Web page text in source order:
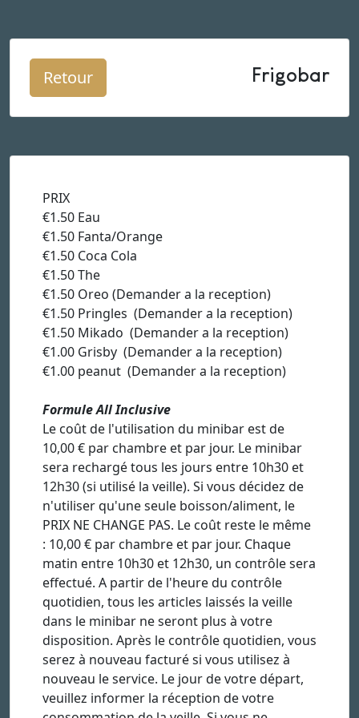
Retour Frigobar
PRIX
€1.50 Eau
€1.50 Fanta/Orange
€1.50 Coca Cola
€1.50 The
€1.50 Oreo (Demander a la reception)
€1.50 Pringles (Demander a la reception)
€1.50 Mikado (Demander a la reception)
€1.00 Grisby (Demander a la reception)
€1.00 peanut (Demander a la reception)
Formule All Inclusive
Le coût de l'utilisation du minibar est de
10,00 € par chambre et par jour. Le minibar
sera rechargé tous les jours entre 10h30 et
12h30 (si utilisé la veille). Si vous décidez de
n'utiliser qu'une seule boisson/aliment, le
PRIX NE CHANGE PAS. Le coût reste le même
: 10,00 € par chambre et par jour. Chaque
matin entre 10h30 et 12h30, un contrôle sera
effectué. A partir de l'heure du contrôle
quotidien, tous les articles laissés la veille
dans le minibar ne seront plus à votre
disposition. Après le contrôle quotidien, vous
serez à nouveau facturé si vous utilisez à
nouveau le service. Le jour de votre départ,
veuillez informer la réception de votre